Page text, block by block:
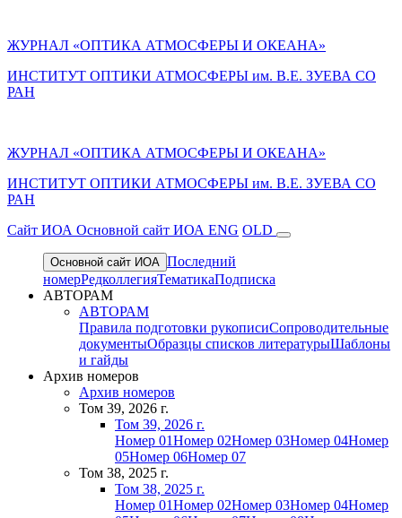
ЖУРНАЛ «ОПТИКА АТМОСФЕРЫ И ОКЕАНА»
ИНСТИТУТ ОПТИКИ АТМОСФЕРЫ им. В.Е. ЗУЕВА СО
РАН
ЖУРНАЛ «ОПТИКА АТМОСФЕРЫ И ОКЕАНА»
ИНСТИТУТ ОПТИКИ АТМОСФЕРЫ им. В.Е. ЗУЕВА СО
РАН
Cайт ИОА Основной сайт ИОА ENG OLD
Основной сайт ИОА Последний
номерРедколлегияТематикаПодписка
АВТОРАМ
АВТОРАМ
Правила подготовки рукописиСопроводительные
документыОбразцы списков литературыШаблоны
и гайды
Архив номеров
Архив номеров
Том 39, 2026 г.
Том 39, 2026 г.
Номер 01Номер 02Номер 03Номер 04Номер
05Номер 06Номер 07
Том 38, 2025 г.
Том 38, 2025 г.
Номер 01Номер 02Номер 03Номер 04Номер